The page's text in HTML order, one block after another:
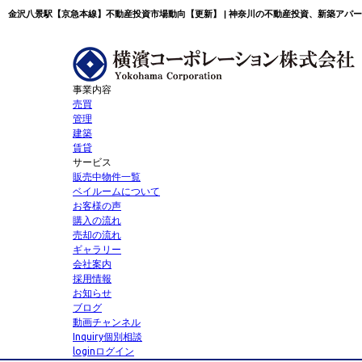
金沢八景駅【京急本線】不動産投資市場動向【更新】 | 神奈川の不動産投資、新築アパ
事業内容
売買
管理
建築
賃貸
サービス
販売中物件一覧
ベイルームについて
お客様の声
購入の流れ
売却の流れ
ギャラリー
会社案内
採用情報
お知らせ
ブログ
動画チャンネル
Inquiry個別相談
login ログイン